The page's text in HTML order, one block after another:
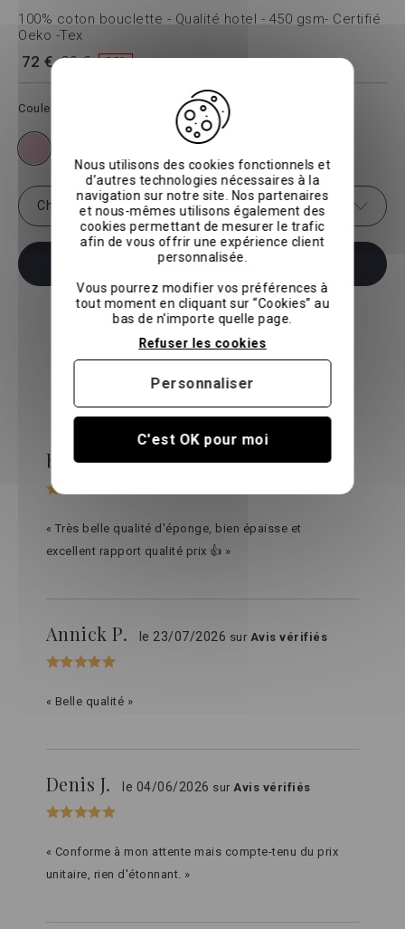
100% coton bouclette - Qualité hotel - 450 gsm- Certifié
Oeko -Tex
72 € 90 € -20%
Couleur
Choisir la taille 1
Ajouter au panier
Avis clients
Découvrez les avis de nos clients qui partagent leur
expérience via l'organisme indépendant
blandine S.le 06/08/2026surAvis vérifiés
« Très belle qualité d'éponge, bien épaisse et
excellent rapport qualité prix 👍 »
Annick P. le 23/07/2026 sur Avis vérifiés
« Belle qualité »
Denis J. le 04/06/2026 surAvis vérifiés
« Conforme à mon attente mais compte-tenu du prix
unitaire, rien d'étonnant. »
Nous utilisons des cookies fonctionnels et
d’autres technologies nécessaires à la
navigation sur notre site. Nos partenaires
et nous-mêmes utilisons également des
cookies permettant de mesurer le trafic
afin de vous offrir une expérience client
personnalisée.
Vous pourrez modifier vos préférences à
tout moment en cliquant sur “Cookies” au
bas de n'importe quelle page.
C'est OK pour moi
Refuser les cookies
Personnaliser